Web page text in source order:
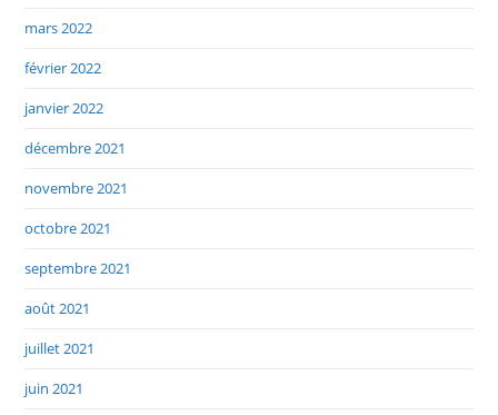
mars 2022
février 2022
janvier 2022
décembre 2021
novembre 2021
octobre 2021
septembre 2021
août 2021
juillet 2021
juin 2021